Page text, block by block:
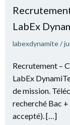
LabEx
labexdynamite/
Recrutement –
LabEx
de mission.
recherché Bac
accepté). […]